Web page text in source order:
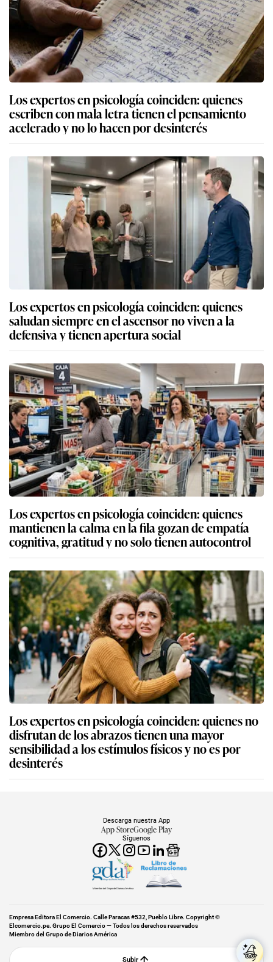
Los expertos en psicología coinciden: quienes
escriben con mala letra tienen el pensamiento
acelerado y no lo hacen por desinterés
Los expertos en psicología coinciden: quienes
saludan siempre en el ascensor no viven a la
defensiva y tienen apertura social
Los expertos en psicología coinciden: quienes
mantienen la calma en la fila gozan de empatía
cognitiva, gratitud y no solo tienen autocontrol
Los expertos en psicología coinciden: quienes no
disfrutan de los abrazos tienen una mayor
sensibilidad a los estímulos físicos y no es por
desinterés
Síguenos
Descarga nuestra App
App StoreGoogle Play
Miembro del Grupo de Diarios América
Empresa Editora El Comercio. Calle Paracas #532, Pueblo Libre. Copyright ©
Elcomercio.pe. Grupo El Comercio — Todos los derechos reservados
Miembro del Grupo de Diarios América
Subir